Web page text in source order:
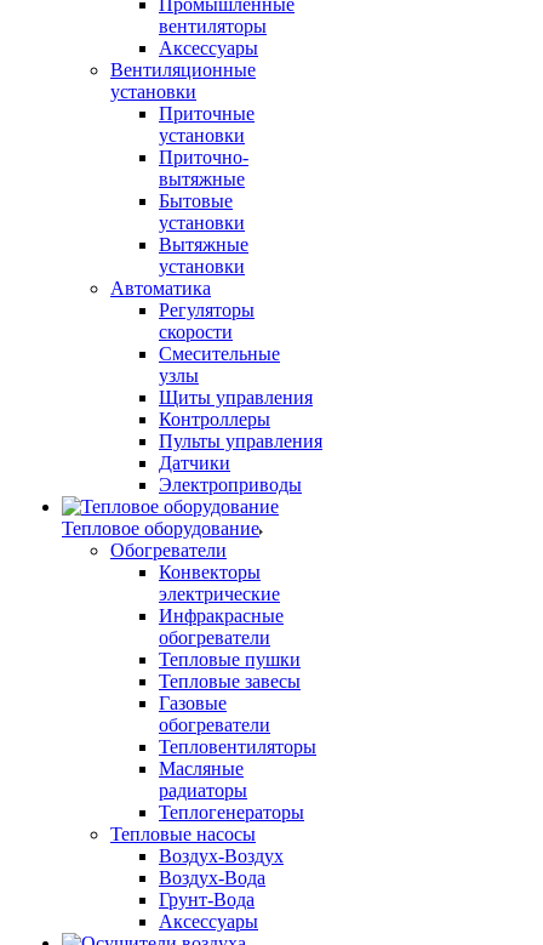
Промышленные
вентиляторы
Аксессуары
Вентиляционные
установки
Приточные
установки
Приточно-
вытяжные
Бытовые
установки
Вытяжные
установки
Автоматика
Регуляторы
скорости
Смесительные
узлы
Щиты управления
Контроллеры
Пульты управления
Датчики
Электроприводы
Тепловое оборудование
Обогреватели
Конвекторы
электрические
Инфракрасные
обогреватели
Тепловые пушки
Тепловые завесы
Газовые
обогреватели
Тепловентиляторы
Масляные
радиаторы
Теплогенераторы
Тепловые насосы
Воздух-Воздух
Воздух-Вода
Грунт-Вода
Аксессуары